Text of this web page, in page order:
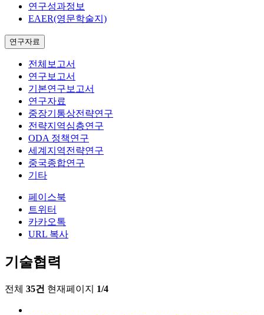
연구성과정보
EAER(영문학술지)
연구자료
전체보고서
연구보고서
기본연구보고서
연구자료
중장기통상전략연구
전략지역심층연구
ODA 정책연구
세계지역전략연구
중국종합연구
기타
페이스북
트위터
카카오톡
URL 복사
기술협력
전체 35건 현재페이지 1/4